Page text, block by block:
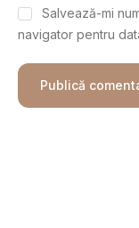
Salvează-mi
navigator pentru